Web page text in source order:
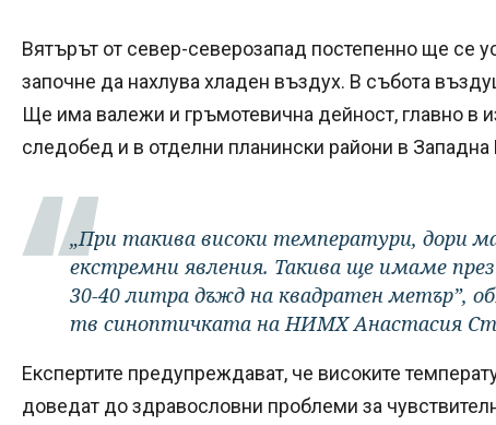
Вятърът от север-северозапад постепенно ще се
започне да нахлува хладен въздух. В събота
Ще има валежи и гръмотевична дейност, главно в
следобед и в отделни планински райони в Западна
„При такива високи температури, дори
екстремни явления. Такива ще имаме
30-40 литра дъжд на квадратен метър”,
тв синоптичката на НИМХ Анастасия
Експертите предупреждават, че високите
доведат до здравословни проблеми за